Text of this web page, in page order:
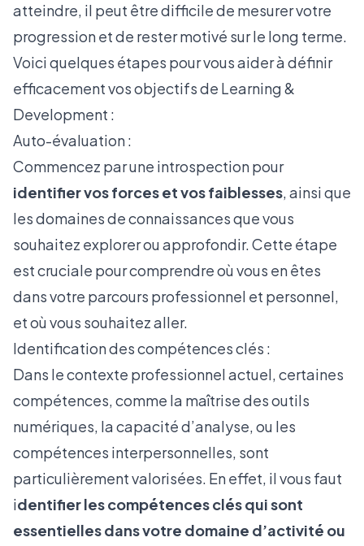
atteindre, il peut être difficile de mesurer votre
progression et de rester motivé sur le long terme.
Voici quelques étapes pour vous aider à définir
efficacement vos objectifs de Learning &
Development :
Auto-évaluation :
Commencez par une introspection pour
identifier vos forces et vos faiblesses, ainsi que
les domaines de connaissances que vous
souhaitez explorer ou approfondir. Cette étape
est cruciale pour comprendre où vous en êtes
dans votre parcours professionnel et personnel,
et où vous souhaitez aller.
Identification des compétences clés :
Dans le contexte professionnel actuel, certaines
compétences, comme la maîtrise des outils
numériques, la capacité d’analyse, ou les
compétences interpersonnelles, sont
particulièrement valorisées. En effet, il vous faut
identifier les compétences clés qui sont
essentielles dans votre domaine d’activité ou